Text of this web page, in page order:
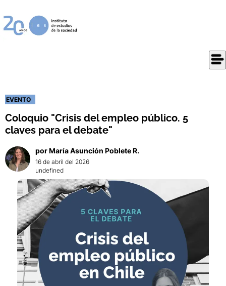
EVENTO
Coloquio "Crisis del empleo público. 5
claves para el debate"
porMaríaAsunción Poblete R.
16 de abril del 2026
undefined